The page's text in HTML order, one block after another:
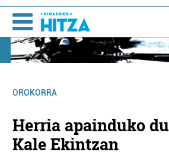
OROKORRA
Herria apainduko
Kale Ekintzan